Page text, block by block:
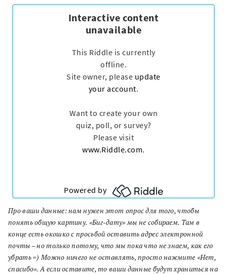
Про ваши данные: нам нужен этот опрос для того, чтобы
понять общую картину. «Биг-дату» мы не собираем. Там в
конце есть окошко с просьбой оставить адрес электронной
почты – но только потому, что мы пока что не знаем, как его
убрать =) Можно ничего не оставлять, просто нажмите «Нет,
спасибо». А если оставите, то ваши данные будут храниться на